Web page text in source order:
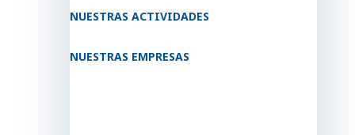
NUESTRAS ACTIVIDADES
NUESTRAS EMPRESAS